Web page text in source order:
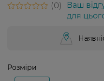
0
Ваш
для
Розміри